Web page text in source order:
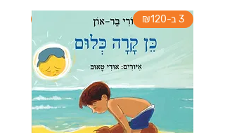
3 ב-₪120